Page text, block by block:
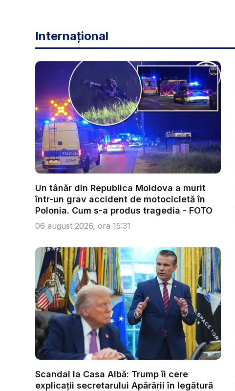
Internațional
Un tânăr din Republica Moldova a murit
într-un grav accident de motocicletă în
Polonia. Cum s-a produs tragedia - FOTO
06 august 2026, ora 15:31
Scandal la Casa Albă: Trump îi cere
explicații secretarului Apărării în legătură